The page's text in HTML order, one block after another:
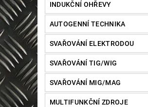
INDUKČNÍ OHŘEVY
AUTOGENNÍ TECHNIKA
SVAŘOVÁNÍ ELEKTRODOU
SVAŘOVÁNÍ TIG/WIG
SVAŘOVÁNÍ MIG/MAG
MULTIFUNKČNÍ ZDROJE